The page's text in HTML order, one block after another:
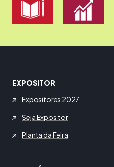
EXPOSITOR
Expositores 2027
Seja Expositor
Planta da Feira